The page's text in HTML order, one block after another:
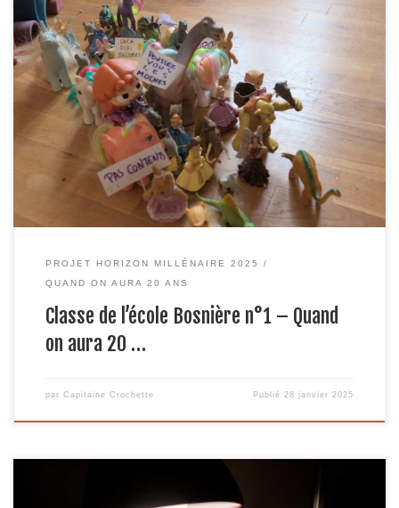
S’amuser au sujet la capacité d’anticipation du film Retour vers le
futur c’est un peu un marronnier. Mais juste une petite info – coup
de vieux : les marmots que vous entendez dans ce billet ont 10
ans. Ils sont donc nés l’année où Marty Mc Fly arrive… Dans le […]
PROJET HORIZON MILLÉNAIRE 2025
QUAND ON AURA 20 ANS
Classe de l’école Bosnière n°1 – Quand
on aura 20 …
par Capitaine Crochette Publié28 janvier 2025